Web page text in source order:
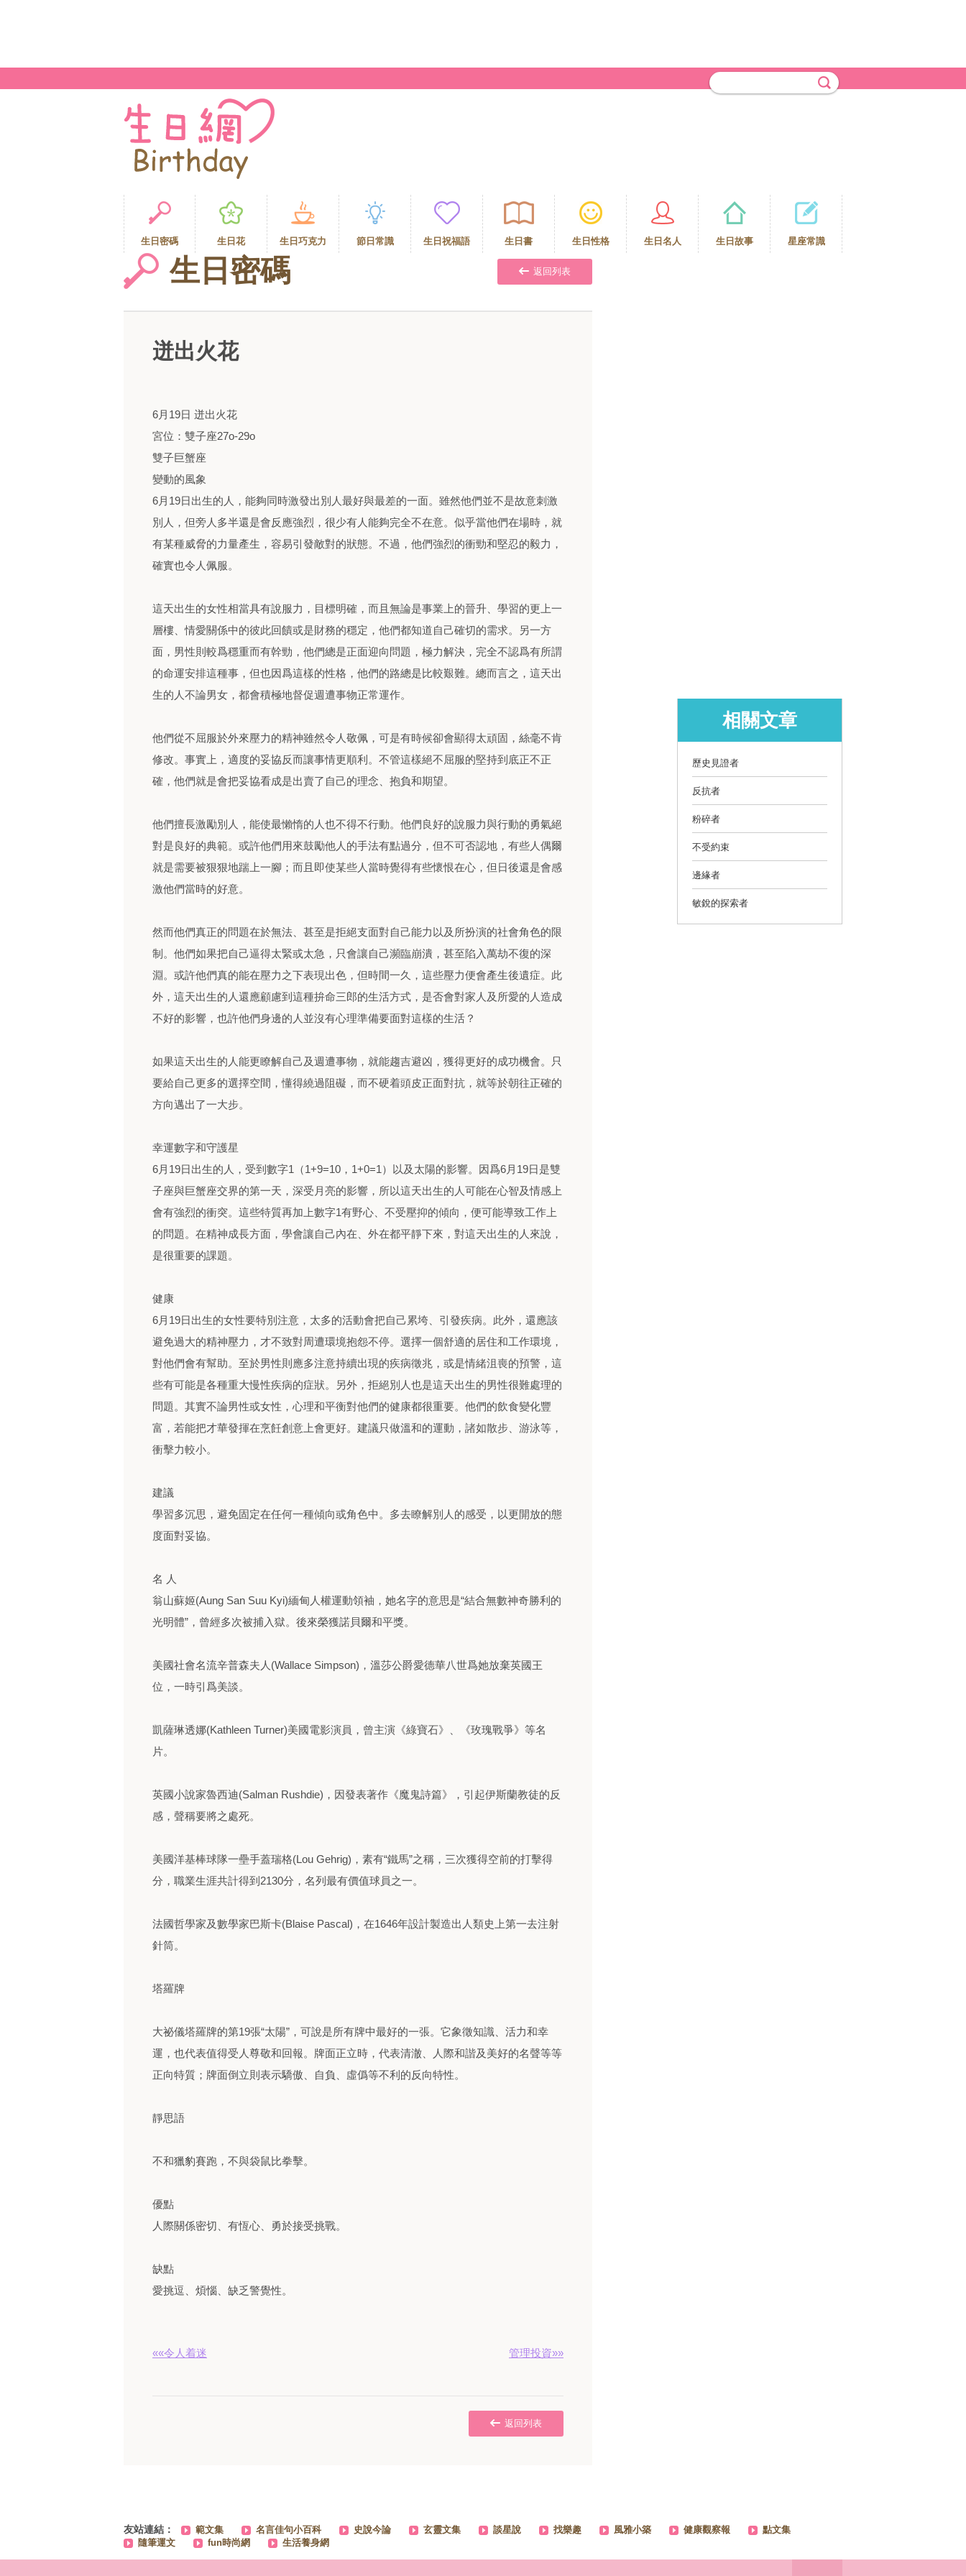
生日密碼 生日花 生日巧克力 節日常識 生日祝福語 生日書 生日性格 生日名人 生日故事 星座常識
生日密碼 返回列表
迸出火花
6月19日 迸出火花
宮位：雙子座27o-29o
雙子巨蟹座
變動的風象
6月19日出生的人，能夠同時激發出別人最好與最差的一面。雖然他們並不是故意刺激
別人，但旁人多半還是會反應強烈，很少有人能夠完全不在意。似乎當他們在場時，就
有某種威脅的力量產生，容易引發敵對的狀態。不過，他們強烈的衝勁和堅忍的毅力，
確實也令人佩服。
這天出生的女性相當具有說服力，目標明確，而且無論是事業上的晉升、學習的更上一
層樓、情愛關係中的彼此回饋或是財務的穩定，他們都知道自己確切的需求。另一方
面，男性則較爲穩重而有幹勁，他們總是正面迎向問題，極力解決，完全不認爲有所謂
的命運安排這種事，但也因爲這樣的性格，他們的路總是比較艱難。總而言之，這天出
生的人不論男女，都會積極地督促週遭事物正常運作。
他們從不屈服於外來壓力的精神雖然令人敬佩，可是有時候卻會顯得太頑固，絲毫不肯
修改。事實上，適度的妥協反而讓事情更順利。不管這樣絕不屈服的堅持到底正不正
確，他們就是會把妥協看成是出賣了自己的理念、抱負和期望。
他們擅長激勵別人，能使最懶惰的人也不得不行動。他們良好的說服力與行動的勇氣絕
對是良好的典範。或許他們用來鼓勵他人的手法有點過分，但不可否認地，有些人偶爾
就是需要被狠狠地踹上一腳；而且即使某些人當時覺得有些懷恨在心，但日後還是會感
激他們當時的好意。
然而他們真正的問題在於無法、甚至是拒絕支面對自己能力以及所扮演的社會角色的限
制。他們如果把自己逼得太緊或太急，只會讓自己瀕臨崩潰，甚至陷入萬劫不復的深
淵。或許他們真的能在壓力之下表現出色，但時間一久，這些壓力便會產生後遺症。此
外，這天出生的人還應顧慮到這種拚命三郎的生活方式，是否會對家人及所愛的人造成
不好的影響，也許他們身邊的人並沒有心理準備要面對這樣的生活？
如果這天出生的人能更瞭解自己及週遭事物，就能趨吉避凶，獲得更好的成功機會。只
要給自己更多的選擇空間，懂得繞過阻礙，而不硬着頭皮正面對抗，就等於朝往正確的
方向邁出了一大步。
幸運數字和守護星
6月19日出生的人，受到數字1（1+9=10，1+0=1）以及太陽的影響。因爲6月19日是雙
子座與巨蟹座交界的第一天，深受月亮的影響，所以這天出生的人可能在心智及情感上
會有強烈的衝突。這些特質再加上數字1有野心、不受壓抑的傾向，便可能導致工作上
的問題。在精神成長方面，學會讓自己內在、外在都平靜下來，對這天出生的人來說，
是很重要的課題。
健康
6月19日出生的女性要特別注意，太多的活動會把自己累垮、引發疾病。此外，還應該
避免過大的精神壓力，才不致對周遭環境抱怨不停。選擇一個舒適的居住和工作環境，
對他們會有幫助。至於男性則應多注意持續出現的疾病徵兆，或是情緒沮喪的預警，這
些有可能是各種重大慢性疾病的症狀。另外，拒絕別人也是這天出生的男性很難處理的
問題。其實不論男性或女性，心理和平衡對他們的健康都很重要。他們的飲食變化豐
富，若能把才華發揮在烹飪創意上會更好。建議只做溫和的運動，諸如散步、游泳等，
衝擊力較小。
建議
學習多沉思，避免固定在任何一種傾向或角色中。多去瞭解別人的感受，以更開放的態
度面對妥協。
名 人
翁山蘇姬(Aung San Suu Kyi)緬甸人權運動領袖，她名字的意思是“結合無數神奇勝利的
光明體”，曾經多次被捕入獄。後來榮獲諾貝爾和平獎。
美國社會名流辛普森夫人(Wallace Simpson)，溫莎公爵愛德華八世爲她放棄英國王
位，一時引爲美談。
凱薩琳透娜(Kathleen Turner)美國電影演員，曾主演《綠寶石》、《玫瑰戰爭》等名
片。
英國小說家魯西迪(Salman Rushdie)，因發表著作《魔鬼詩篇》，引起伊斯蘭教徒的反
感，聲稱要將之處死。
美國洋基棒球隊一壘手蓋瑞格(Lou Gehrig)，素有“鐵馬”之稱，三次獲得空前的打擊得
分，職業生涯共計得到2130分，名列最有價值球員之一。
法國哲學家及數學家巴斯卡(Blaise Pascal)，在1646年設計製造出人類史上第一去注射
針筒。
塔羅牌
大祕儀塔羅牌的第19張“太陽”，可說是所有牌中最好的一張。它象徵知識、活力和幸
運，也代表值得受人尊敬和回報。牌面正立時，代表清澈、人際和諧及美好的名聲等等
正向特質；牌面倒立則表示驕傲、自負、虛僞等不利的反向特性。
靜思語
不和獵豹賽跑，不與袋鼠比拳擊。
優點
人際關係密切、有恆心、勇於接受挑戰。
缺點
愛挑逗、煩惱、缺乏警覺性。
««令人着迷 管理投資»»
返回列表
相關文章
歷史見證者
反抗者
粉碎者
不受約束
邊緣者
敏銳的探索者
友站連結： 範文集 名言佳句小百科 史說今論 玄靈文集 談星說 找樂趣 風雅小築 健康觀察報
點文集
隨筆運文
fun時尚網 生活養身網